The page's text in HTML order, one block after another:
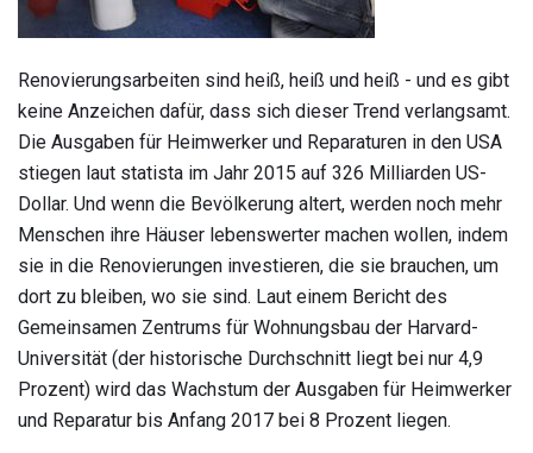
Renovierungsarbeiten sind heiß, heiß und heiß - und es gibt
keine Anzeichen dafür, dass sich dieser Trend verlangsamt.
Die Ausgaben für Heimwerker und Reparaturen in den USA
stiegen laut statista im Jahr 2015 auf 326 Milliarden US-
Dollar. Und wenn die Bevölkerung altert, werden noch mehr
Menschen ihre Häuser lebenswerter machen wollen, indem
sie in die Renovierungen investieren, die sie brauchen, um
dort zu bleiben, wo sie sind. Laut einem Bericht des
Gemeinsamen Zentrums für Wohnungsbau der Harvard-
Universität (der historische Durchschnitt liegt bei nur 4,9
Prozent) wird das Wachstum der Ausgaben für Heimwerker
und Reparatur bis Anfang 2017 bei 8 Prozent liegen.